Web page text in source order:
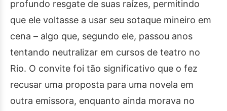
profundo resgate de suas raízes, permitindo
que ele voltasse a usar seu sotaque mineiro em
cena – algo que, segundo ele, passou anos
tentando neutralizar em cursos de teatro no
Rio. O convite foi tão significativo que o fez
recusar uma proposta para uma novela em
outra emissora, enquanto ainda morava no